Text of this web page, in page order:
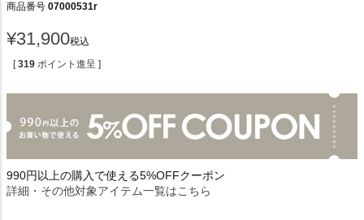
商品番号 07000531r
¥31,900税込
[ 319 ポイント進呈 ]
990円以上の購入で使える5%OFFクーポン
詳細・その他対象アイテム一覧はこちら